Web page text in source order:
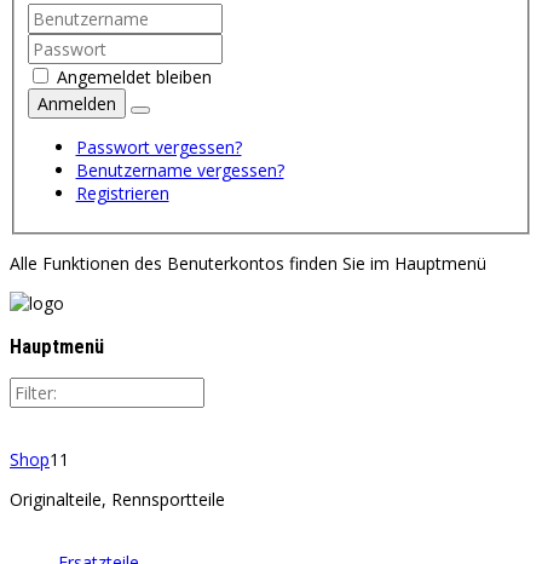
Angemeldet bleiben
Anmelden
Passwort vergessen?
Benutzername vergessen?
Registrieren
Alle Funktionen des Benuterkontos finden Sie im Hauptmenü
Hauptmenü
Shop11
Originalteile, Rennsportteile